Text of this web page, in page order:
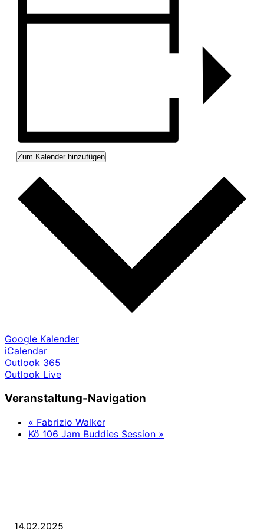
Zum Kalender hinzufügen
Google Kalender
iCalendar
Outlook 365
Outlook Live
Veranstaltung-Navigation
« Fabrizio Walker
Kö 106 Jam Buddies Session »
14.02.2025